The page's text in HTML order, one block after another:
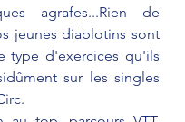
agrafes...Rien de
jeunes diablotins sont
type d'exercices qu'ils
sur les singles